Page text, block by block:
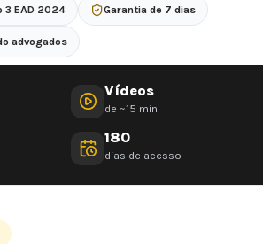
3 EAD 2024 Garantia de 7 dias
advogados
Vídeos
de ~15 min
180
dias de acesso